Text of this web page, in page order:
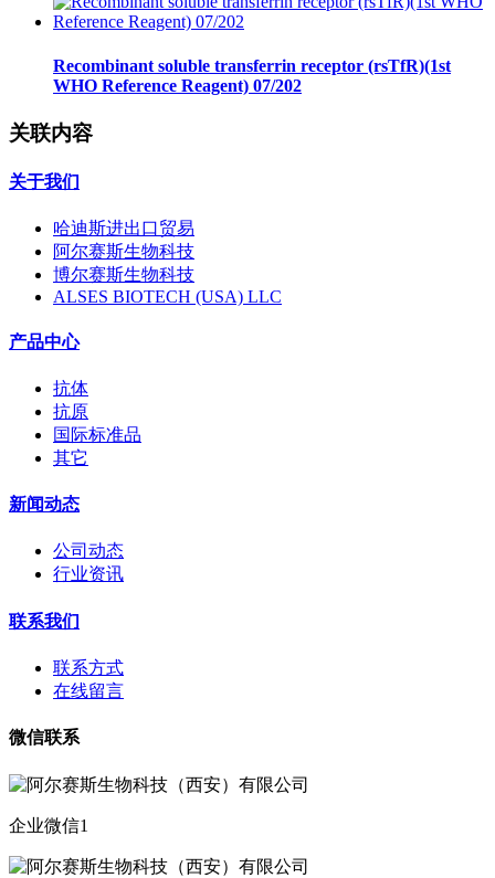
Recombinant soluble transferrin receptor (rsTfR)(1st
WHO Reference Reagent) 07/202
关联内容
关于我们
哈迪斯进出口贸易
阿尔赛斯生物科技
博尔赛斯生物科技
ALSES BIOTECH (USA) LLC
产品中心
抗体
抗原
国际标准品
其它
新闻动态
公司动态
行业资讯
联系我们
联系方式
在线留言
微信联系
企业微信1